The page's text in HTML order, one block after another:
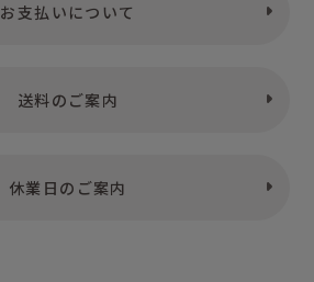
お支払いについて
送料のご案内
休業日のご案内